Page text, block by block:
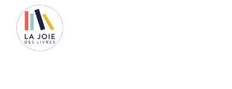
main
content